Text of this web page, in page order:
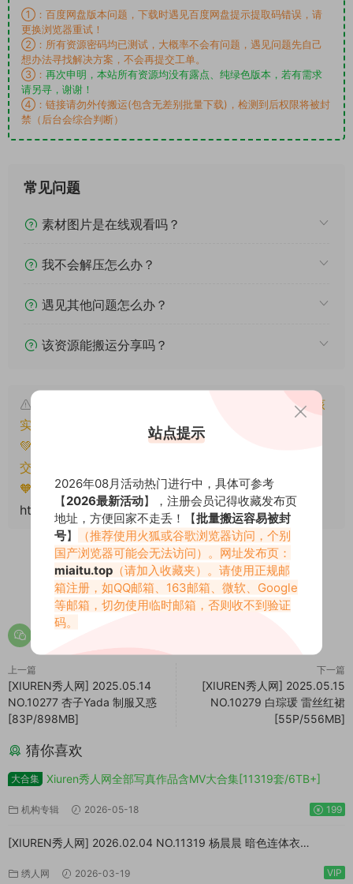
①：百度网盘版本问题，下载时遇见百度网盘提示提取码错误，请
更换浏览器重试！
②：所有资源密码均已测试，大概率不会有问题，遇见问题先自己
想办法寻找解决方案，不会再提交工单。
③： 再次申明，本站所有资源均没有露点、纯绿色版本，若有需求
请另寻，谢谢！
④：链接请勿外传搬运(包含无差别批量下载)，检测到后权限将被封
禁（后台会综合判断）
常见问题
素材图片是在线观看吗？
我不会解压怎么办？
遇见其他问题怎么办？
该资源能搬运分享吗？
本文资源仅供个人参考学习，请勿批量搬运，一经核
实将封禁账号权限！
💚本文资源均来源网友分享，若侵犯了您的权益可以提
交工单处理。
🧡转载请注明出处！原文链接：
https://miaitu.cc/77198.html
0 0
上一篇
[XIUREN秀人网] 2025.05.14
NO.10277 杏子Yada 制服又惑
[83P/898MB]
下一篇
[XIUREN秀人网] 2025.05.15
NO.10279 白琮瑗 雷丝红裙
[55P/556MB]
猜你喜欢
大合集 Xiuren秀人网全部写真作品含MV大合集[11319套/6TB+]
机构专辑 2026-05-18 199
[XIUREN秀人网] 2026.02.04 NO.11319 杨晨晨 暗色连体衣
绣人网 2026-03-19 VIP
站点提示
2026年08月活动热门进行中，具体可参考
【2026最新活动】，注册会员记得收藏发布页
地址，方便回家不走丢！【批量搬运容易被封
号】
（推荐使用火狐或谷歌浏览器访问，个别
国产浏览器可能会无法访问）。网址发布页：
miaitu.top （请加入收藏夹）。请使用正规邮
箱注册，如QQ邮箱、163邮箱、微软、Google
等邮箱，切勿使用临时邮箱，否则收不到验证
码。